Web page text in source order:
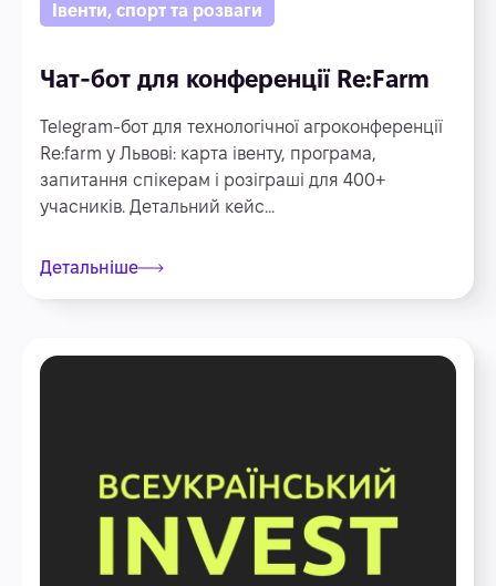
Івенти, спорт та розваги
Чат-бот для конференції Re:Farm
Telegram-бот для технологічної агроконференції
Re:farm у Львові: карта івенту, програма,
запитання спікерам і розіграші для 400+
учасників. Детальний кейс...
Детальніше